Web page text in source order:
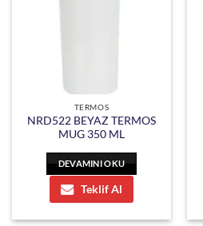
TERMOS
NRD522 BEYAZ TERMOS
MUG 350 ML
DEVAMINI OKU
Teklif Al